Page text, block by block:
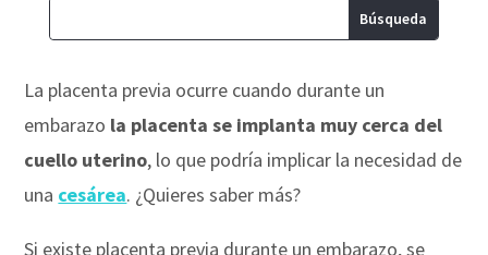
La placenta previa ocurre cuando durante un
embarazo la placenta se implanta muy cerca del
cuello uterino, lo que podría implicar la necesidad de
una cesárea. ¿Quieres saber más?
Si existe placenta previa durante un embarazo, se